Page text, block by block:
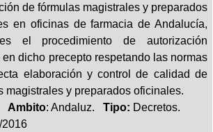
de fórmulas magistrales y preparados
en oficinas de farmacia de Andalucía,
el procedimiento de autorización
en dicho precepto respetando las normas
elaboración y control de calidad de
magistrales y preparados oficinales.
Ambito: Andaluz. Tipo: Decretos.
2016